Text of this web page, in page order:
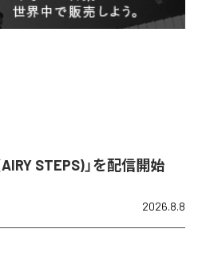
STEPS)」を配信開始
2026.8.8